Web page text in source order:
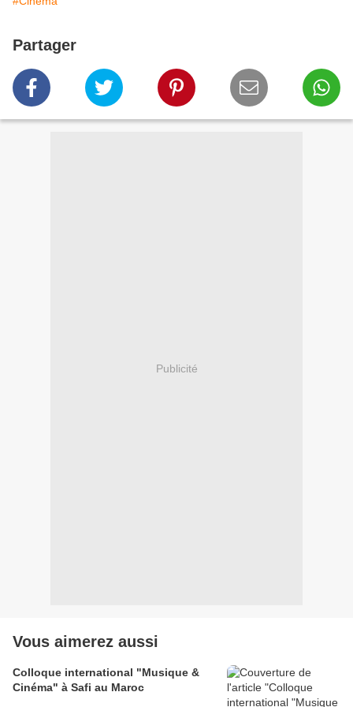
Partager
Publicité
Vous aimerez aussi
Colloque international "Musique &
Cinéma" à Safi au Maroc